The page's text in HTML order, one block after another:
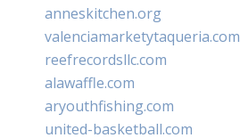
anneskitchen.org
valenciamarketytaqueria.com
reefrecordsllc.com
alawaffle.com
aryouthfishing.com
united-basketball.com